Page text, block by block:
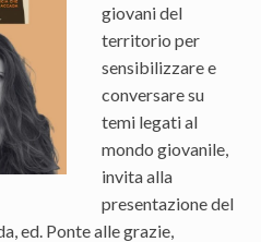
giovani del
territorio per
sensibilizzare e
conversare su
temi legati al
mondo giovanile,
invita alla
presentazione del
ed. Ponte alle grazie,